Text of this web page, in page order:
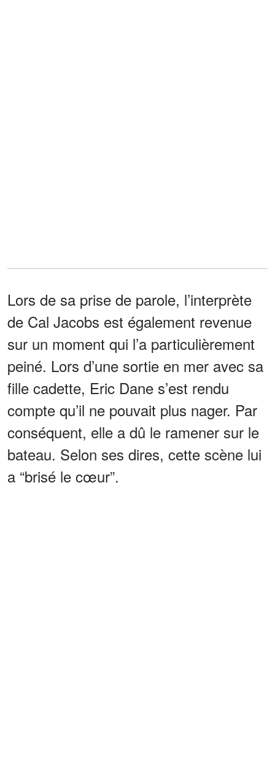
Lors de sa prise de parole, l’interprète
de Cal Jacobs est également revenue
sur un moment qui l’a particulièrement
peiné. Lors d’une sortie en mer avec sa
fille cadette, Eric Dane s’est rendu
compte qu’il ne pouvait plus nager. Par
conséquent, elle a dû le ramener sur le
bateau. Selon ses dires, cette scène lui
a “brisé le cœur”.